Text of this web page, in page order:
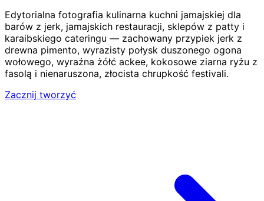
Edytorialna fotografia kulinarna kuchni jamajskiej dla
barów z jerk, jamajskich restauracji, sklepów z patty i
karaibskiego cateringu — zachowany przypiek jerk z
drewna pimento, wyrazisty połysk duszonego ogona
wołowego, wyraźna żółć ackee, kokosowe ziarna ryżu z
fasolą i nienaruszona, złocista chrupkość festivali.
Zacznij tworzyć